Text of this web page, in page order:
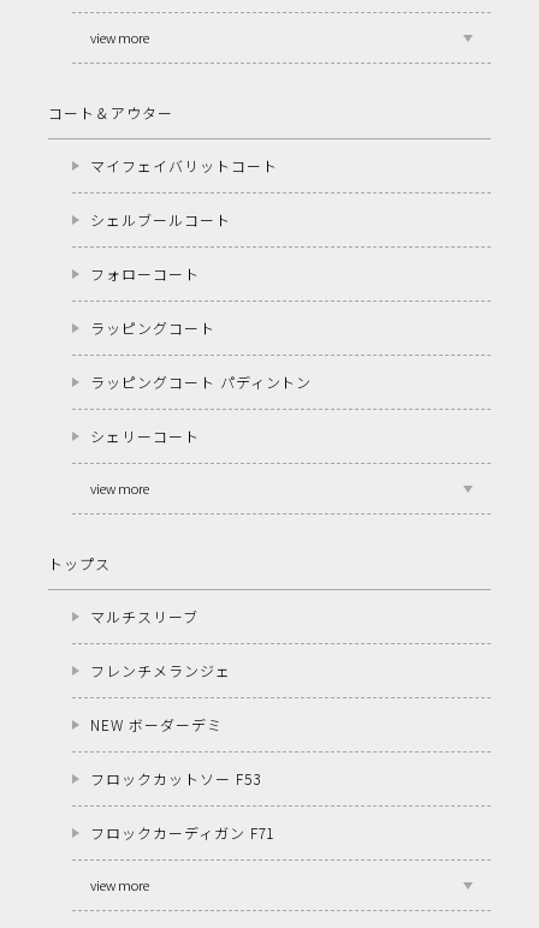
view more
コート＆アウター
マイフェイバリットコート
シェルブールコート
フォローコート
ラッピングコート
ラッピングコート パディントン
シェリーコート
view more
トップス
マルチスリーブ
フレンチメランジェ
NEW ボーダーデミ
フロックカットソー F53
フロックカーディガン F71
view more